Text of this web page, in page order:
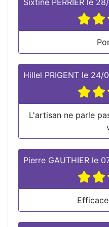
Hillel PRIGENT le 24/
L'artisan ne parle
Pierre GAUTHIER le